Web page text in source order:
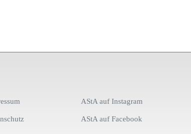
AStA auf Instagram
AStA auf Facebook